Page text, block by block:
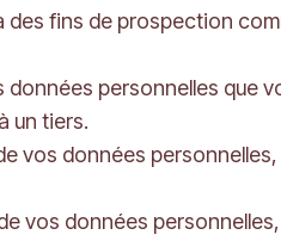
fins de prospection
personnelles que
un tiers.
vos données
vos données